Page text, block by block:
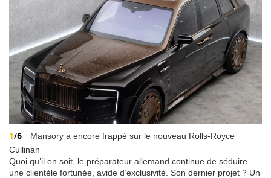
1/6
Mansory a encore frappé sur le nouveau Rolls-Royce
Cullinan
Quoi qu’il en soit, le préparateur allemand continue de séduire
une clientèle fortunée, avide d’exclusivité. Son dernier projet ? Un